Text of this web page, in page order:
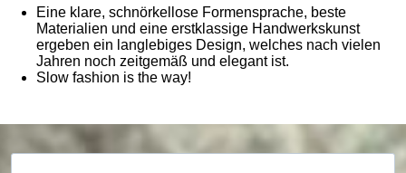
Eine klare, schnörkellose Formensprache, beste
Materialien und eine erstklassige Handwerkskunst
ergeben ein langlebiges Design, welches nach vielen
Jahren noch zeitgemäß und elegant ist.
Slow fashion is the way!